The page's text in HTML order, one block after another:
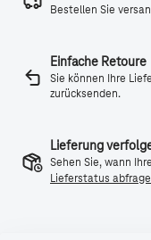
Bestellen Sie
Einfache Retoure
Sie können Ihre
zurücksenden.
Lieferung
Sehen Sie, wann
Lieferstatus